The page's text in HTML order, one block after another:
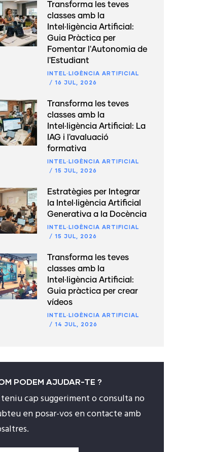
Transforma les teves
classes amb la
Intel·ligència Artificial:
Guia Pràctica per
Fomentar l'Autonomia de
l'Estudiant
INTEL·LIGÈNCIA ARTIFICIAL
/ 16 JUL, 2026
Transforma les teves
classes amb la
Intel·ligència Artificial: La
IAG i l'avaluació
formativa
INTEL·LIGÈNCIA ARTIFICIAL
/ 15 JUL, 2026
Estratègies per Integrar
la Intel·ligència Artificial
Generativa a la Docència
INTEL·LIGÈNCIA ARTIFICIAL
/ 15 JUL, 2026
Transforma les teves
classes amb la
Intel·ligència Artificial:
Guia pràctica per crear
vídeos
INTEL·LIGÈNCIA ARTIFICIAL
/ 14 JUL, 2026
PODEM AJUDAR-TE ?
cap suggeriment o consulta no
en posar-vos en contacte amb